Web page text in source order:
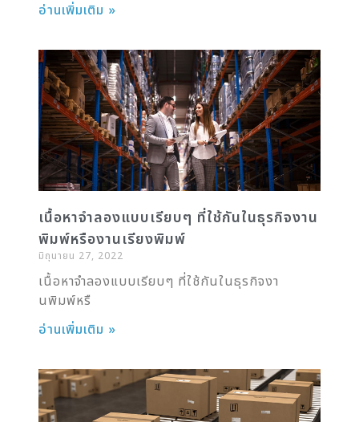
อ่านเพิ่มเติม »
เนื้อหาจำลองแบบเรียบๆ ที่ใช้กันในธุรกิจงาน
พิมพ์หรืองานเรียงพิมพ์
มิถุนายน 27, 2022
เนื้อหาจำลองแบบเรียบๆ ที่ใช้กันในธุรกิจงา
นพิมพ์หรื
อ่านเพิ่มเติม »